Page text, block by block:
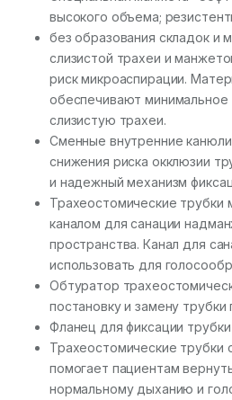
высокого объема;
без образования складок и
слизистой трахеи и
риск микроаспирации.
обеспечивают минимальное
слизистую трахеи.
Сменные внутренние
снижения риска окклюзии
и надежный механизм
Трахеостомические трубки
каналом для санации
пространства. Канал для
использовать для
Обтуратор
постановку и замену
Фланец для фиксации трубки
Трахеостомические трубки
помогает пациентам
нормальному дыханию и